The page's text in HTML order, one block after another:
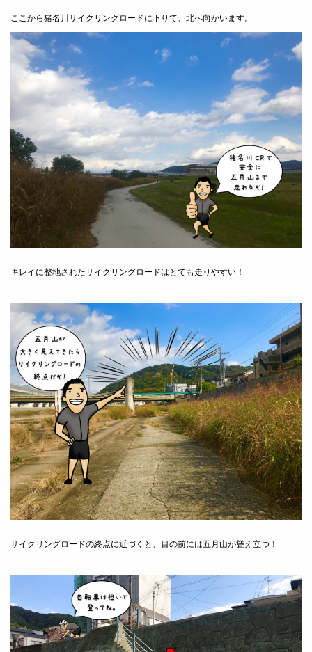
ここから猪名川サイクリングロードに下りて、北へ向かいます。
キレイに整地されたサイクリングロードはとても走りやすい！
サイクリングロードの終点に近づくと、目の前には五月山が聳え立つ！